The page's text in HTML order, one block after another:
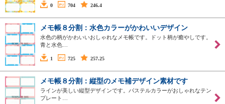
0 704 246.4
メモ帳８分割：水色カラーがかわいいデザイン
水色の柄がかわいいおしゃれなメモ帳です。ドット柄が癒やしです。
青と水色…
1 725 257.25
メモ帳８分割：縦型のメモ補デザイン素材です
ラインが美しい縦型デザインです。パステルカラーがおしゃれなテン
プレート…